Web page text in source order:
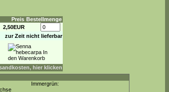
Preis Bestellmenge
2,50EUR
zur Zeit nicht lieferbar
hier klicken
Immergrün: